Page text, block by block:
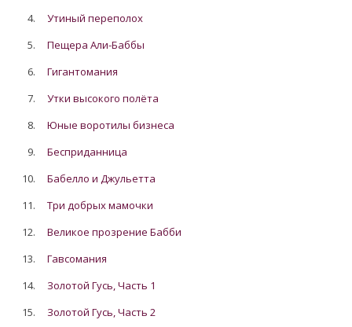
4.
Утиный переполох
5.
Пещера Али-Баббы
6.
Гигантомания
7.
Утки высокого полёта
8.
Юные воротилы бизнеса
9.
Бесприданница
10.
Бабелло и Джульетта
11.
Три добрых мамочки
12.
Великое прозрение Бабби
13.
Гавсомания
14.
Золотой Гусь, Часть 1
15.
Золотой Гусь, Часть 2